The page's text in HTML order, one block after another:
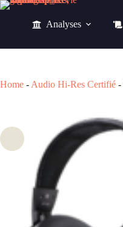
Passer
Analyses
Home - Audio Hi-Res Certifié -